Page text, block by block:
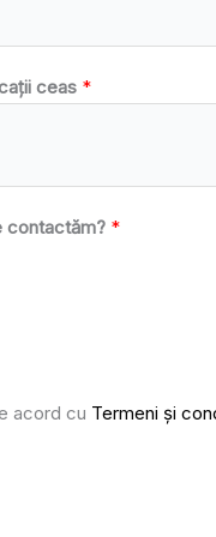
ceas *
contactăm? *
acord cu Termeni și